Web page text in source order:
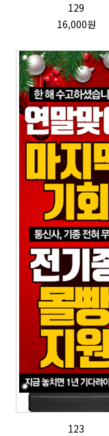
129
16,000원
123